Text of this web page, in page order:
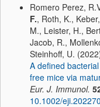
Romero Perez,
F., Roth, K.,
M., Leister, H.,
Jacob, R.,
Steinhoff, U.
A defined
free mice via
Eur. J. Immunol.
10.1002/